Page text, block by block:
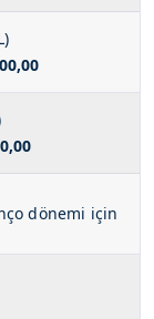
dönemi için